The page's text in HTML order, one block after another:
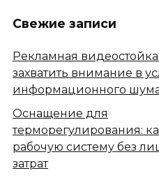
Свежие записи
Рекламная
захватить внимание в
информационного
Оснащение для
терморегулирования:
рабочую систему без
затрат